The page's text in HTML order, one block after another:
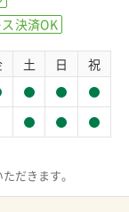
決済OK
土 日 祝
だきます。